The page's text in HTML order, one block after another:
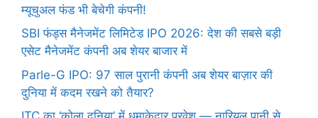
म्यूचुअल फंड भी बेचेगी कंपनी!
SBI फंड्स मैनेजमेंट लिमिटेड IPO 2026: देश की सबसे बड़ी
एसेट मैनेजमेंट कंपनी अब शेयर बाजार में
Parle-G IPO: 97 साल पुरानी कंपनी अब शेयर बाज़ार की
दुनिया में कदम रखने को तैयार?